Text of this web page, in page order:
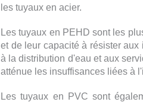
les tuyaux en acier.
Les tuyaux en PEHD sont les
et de leur capacité à résister
à la distribution d'eau et aux
atténue les insuffisances liées à
Les tuyaux en PVC sont